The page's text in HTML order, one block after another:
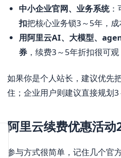
中小企业官网、业务系统：
扣把核心业务锁3～5年，成
用阿里云AI、大模型、
券 ，续费3～5年折扣很可
如果你是个人站长，建议优先
住；企业用户则建议直接规划3
阿里云续费优惠活动
参与方式很简单，记住几个官